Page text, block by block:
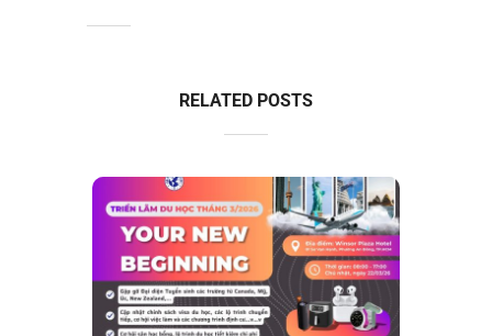
RELATED POSTS